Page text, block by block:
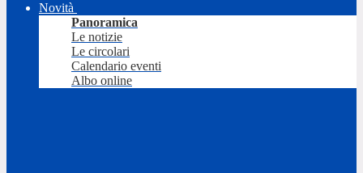
Novità
Panoramica
Le notizie
Le circolari
Calendario eventi
Albo online